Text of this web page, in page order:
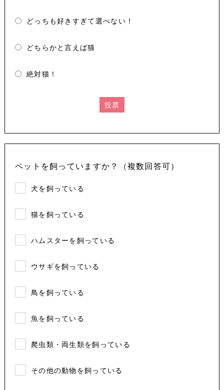
どっちも好きすぎて選べない！
どちらかと言えば猫
絶対猫！
投票
ペットを飼っていますか？（複数回答可）
犬を飼っている
猫を飼っている
ハムスターを飼っている
ウサギを飼っている
鳥を飼っている
魚を飼っている
爬虫類・両生類を飼っている
その他の動物を飼っている